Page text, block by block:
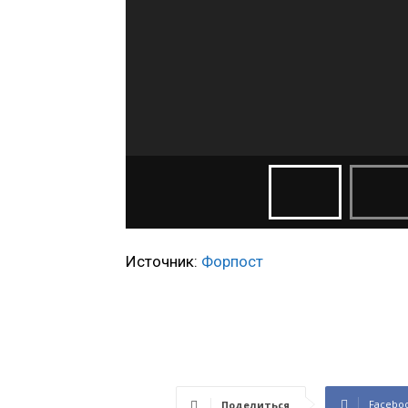
Источник: Форпост
Поделиться